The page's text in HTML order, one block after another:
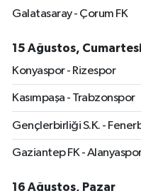
Galatasaray - Çorum FK
15 Ağustos, Cumartesi
Konyaspor - Rizespor
Kasımpaşa - Trabzonspor
Gençlerbirliği S.K. -
Gaziantep FK -
16 Ağustos, Pazar